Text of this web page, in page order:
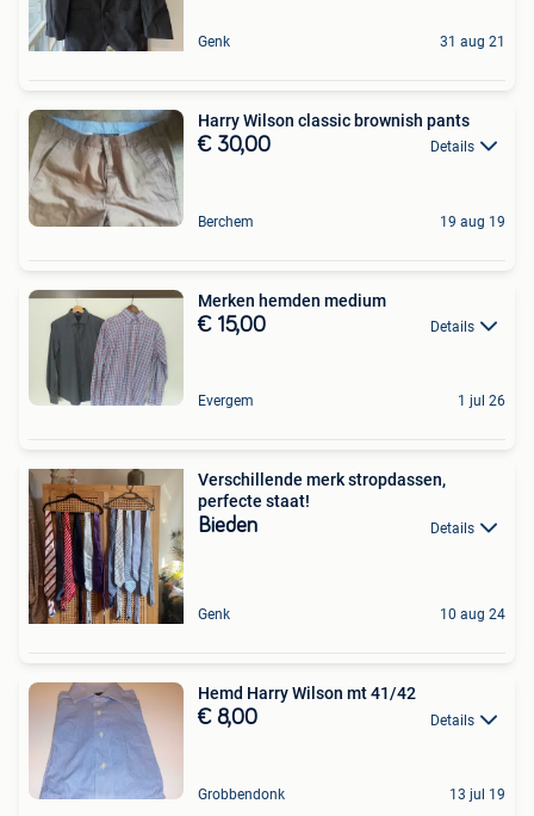
Genk 31 aug 21
Harry Wilson classic brownish pants
€ 30,00 Details
Berchem 19 aug 19
Merken hemden medium
€ 15,00 Details
Evergem 1 jul 26
Verschillende merk stropdassen,
perfecte staat!
Bieden Details
Genk 10 aug 24
Hemd Harry Wilson mt 41/42
€ 8,00 Details
Grobbendonk 13 jul 19